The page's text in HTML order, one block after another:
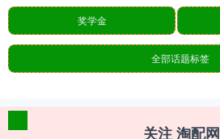
奖学金
全部话题标签
关注 淘配网